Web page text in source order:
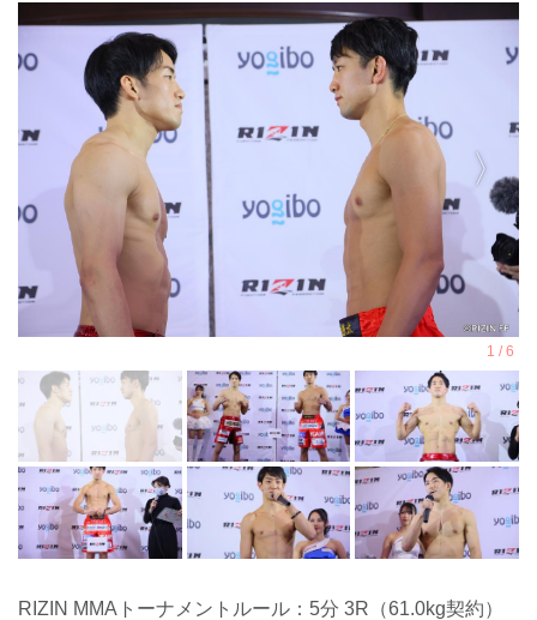
RIZIN MMAトーナメントルール：5分 3R（61.0kg契約）